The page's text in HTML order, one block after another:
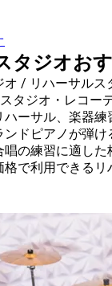
タジオお
オ / リハーサルス
タジオ・レコー
ハーサル、楽器
ンドピアノが弾
唱の練習に適した
格で利用できる